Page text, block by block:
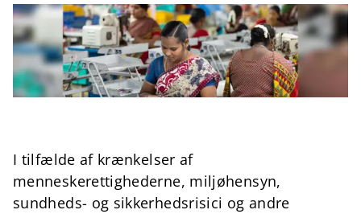
I tilfælde af krænkelser af
menneskerettighederne, miljøhensyn,
sundheds- og sikkerhedsrisici og andre